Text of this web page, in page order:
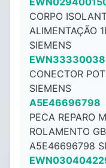
CORPO
ALIMENTAÇÃO
SIEMENS
CONECTOR
SIEMENS
A5E46696798
PECA REPARO
ROLAMENTO
A5E46696798